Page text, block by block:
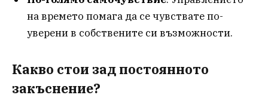
на времето помага да се чувствате по-
уверени в собствените си възможности.
Какво стои зад постоянното
закъснение?